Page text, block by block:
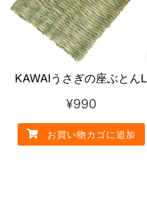
KAWAIうさぎの座ぶとんL
¥990
お買い物カゴに追加